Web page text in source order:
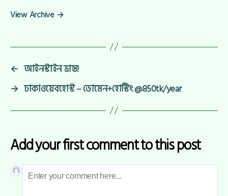
View Archive →
← আইনস্টাইন ভ্রান্ত!
→ ঢাকাওয়েবহোস্ট – ডোমেন+হোস্টিং @850tk/year
Add your first comment to this post